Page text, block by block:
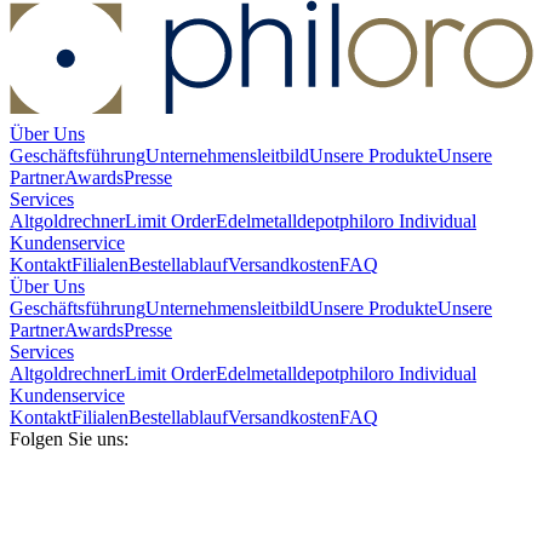
Über Uns
GeschäftsführungUnternehmensleitbildUnsere ProdukteUnsere
PartnerAwardsPresse
Services
AltgoldrechnerLimit OrderEdelmetalldepotphiloro Individual
Kundenservice
KontaktFilialenBestellablaufVersandkostenFAQ
Über Uns
GeschäftsführungUnternehmensleitbildUnsere ProdukteUnsere
PartnerAwardsPresse
Services
AltgoldrechnerLimit OrderEdelmetalldepotphiloro Individual
Kundenservice
KontaktFilialenBestellablaufVersandkostenFAQ
Folgen Sie uns: